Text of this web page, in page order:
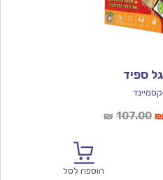
ספיד
₪ 107.00 ₪
הוספה לסל